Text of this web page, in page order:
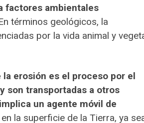
factores ambientales
términos geológicos, la
por la vida animal y
erosión es el proceso por el
son transportadas a otros
un agente móvil de
la superficie de la Tierra, ya